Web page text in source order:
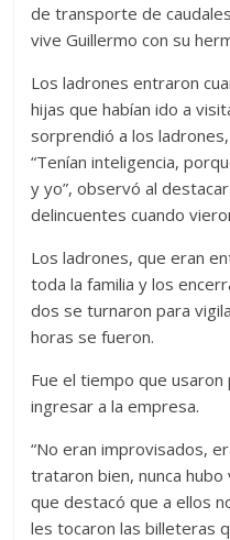
de transporte de
vive Guillermo con su
Los ladrones entraron
hijas que habían ido a
sorprendió a los
“Tenían inteligencia,
y yo”, observó al
delincuentes cuando
Los ladrones, que eran
toda la familia y los
dos se turnaron para
horas se fueron.
Fue el tiempo que
ingresar a la empresa.
“No eran improvisados,
trataron bien, nunca hubo
que destacó que a ellos
les tocaron las billeteras